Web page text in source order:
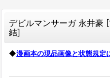
デビルマンサーガ 永井豪 [
結]
◆漫画本の現品画像と状態規定